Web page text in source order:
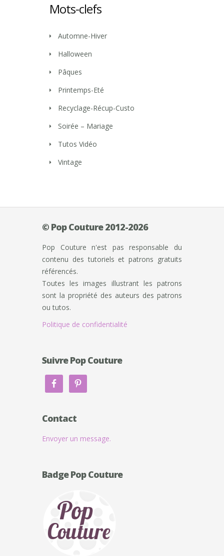
Mots-clefs
Automne-Hiver
Halloween
Pâques
Printemps-Eté
Recyclage-Récup-Custo
Soirée – Mariage
Tutos Vidéo
Vintage
© Pop Couture 2012-2026
Pop Couture n'est pas responsable du
contenu des tutoriels et patrons gratuits
référencés.
Toutes les images illustrant les patrons
sont la propriété des auteurs des patrons
ou tutos.
Politique de confidentialité
Suivre Pop Couture
Contact
Envoyer un message.
Badge Pop Couture